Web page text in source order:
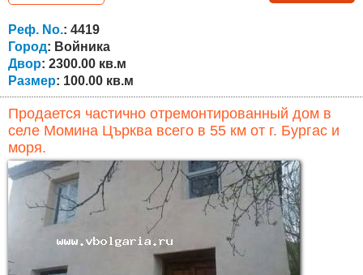
перекрыта крыша, потолки и стены без трещин.
Продается с мебелью с фотографий. Площадь двора
2300 кв.м., во дворе имеется колодец, навесы,...
Реф. No.: 4419
Город: Войника
Двор: 2300.00 кв.м
Размер: 100.00 кв.м
Продается частично отремонтированный дом в
селе Момина Църква всего в 55 км от г. Бургас и
моря.